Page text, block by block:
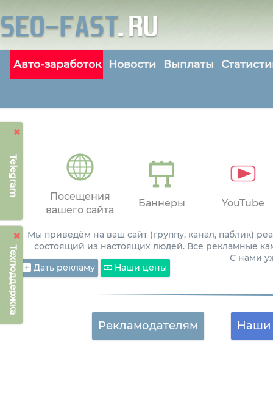
Telegram
Техподдержка
Авто-заработок Новости Выплаты
Посещения
вашего сайта
Баннеры YouTube
Мы приведём на ваш сайт (группу, канал, паблик)
состоящий из настоящих людей. Все рекламные
С нами
Дать рекламу
Наши цены
Рекламодателям Наши